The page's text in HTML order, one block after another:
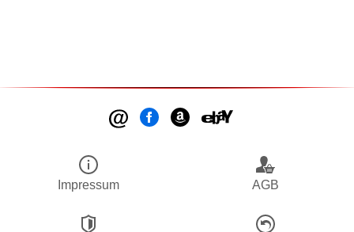
Impressum AGB